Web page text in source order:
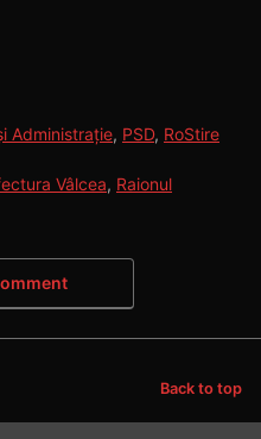
Administrație, PSD, RoStire
Vâlcea, Raionul
Back to top